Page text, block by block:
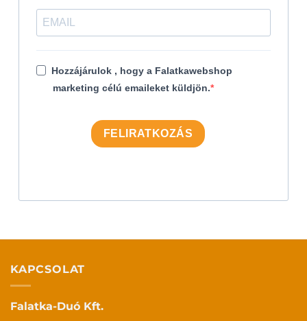
Hozzájárulok , hogy a Falatkawebshop
marketing célú emaileket küldjön.
FELIRATKOZÁS
KAPCSOLAT
Falatka-Duó Kft.